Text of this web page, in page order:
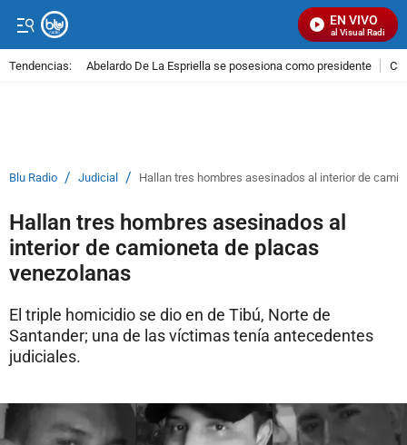
EN VIVO
Señal Visual Radio
Tendencias: Abelardo De La Espriella se posesiona como presidente
Blu Radio / Judicial / Hallan tres hombres asesinados al interior de
Hallan tres hombres asesinados al
interior de camioneta de placas
venezolanas
El triple homicidio se dio en de Tibú, Norte de
Santander; una de las víctimas tenía antecedentes
judiciales.